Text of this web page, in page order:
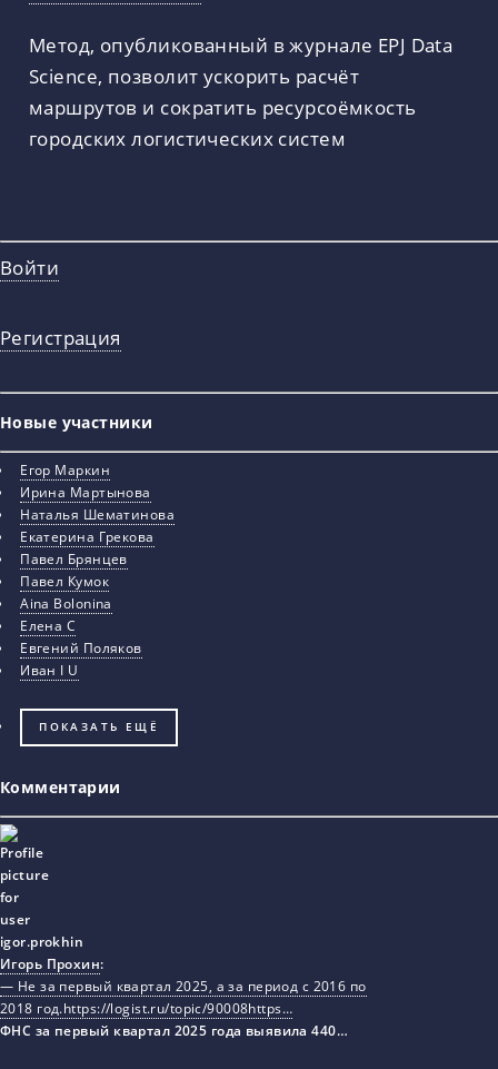
Метод, опубликованный в журнале EPJ Data
Science, позволит ускорить расчёт
маршрутов и сократить ресурсоёмкость
городских логистических систем
Войти
Регистрация
Новые участники
Егор Маркин
Ирина Мартынова
Наталья Шематинова
Екатерина Грекова
Павел Брянцев
Павел Кумок
Aina Bolonina
Елена С
Евгений Поляков
Иван I U
ПОКАЗАТЬ ЕЩЁ
Комментарии
Игорь Прохин:
— Не за первый квартал 2025, а за период с 2016 по
2018 год.https://logist.ru/topic/90008https…
ФНС за первый квартал 2025 года выявила 440…